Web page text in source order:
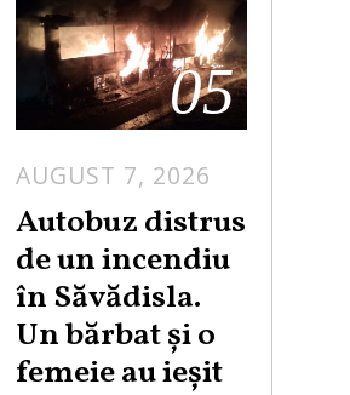
05
AUGUST 7, 2026
Autobuz distrus
de un incendiu
în Săvădisla.
Un bărbat și o
femeie au ieșit